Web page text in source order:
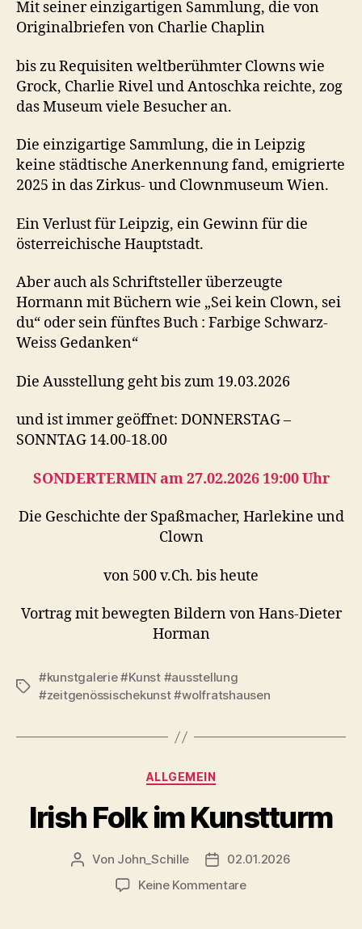
Mit seiner einzigartigen Sammlung, die von
Originalbriefen von Charlie Chaplin
bis zu Requisiten weltberühmter Clowns wie
Grock, Charlie Rivel und Antoschka reichte, zog
das Museum viele Besucher an.
Die einzigartige Sammlung, die in Leipzig
keine städtische Anerkennung fand, emigrierte
2025 in das Zirkus- und Clownmuseum Wien.
Ein Verlust für Leipzig, ein Gewinn für die
österreichische Hauptstadt.
Aber auch als Schriftsteller überzeugte
Hormann mit Büchern wie „Sei kein Clown, sei
du“ oder sein fünftes Buch : Farbige Schwarz-
Weiss Gedanken“
Die Ausstellung geht bis zum 19.03.2026
und ist immer geöffnet: DONNERSTAG –
SONNTAG 14.00-18.00
SONDERTERMIN am 27.02.2026 19:00 Uhr
Die Geschichte der Spaßmacher, Harlekine und
Clown
von 500 v.Ch. bis heute
Vortrag mit bewegten Bildern von Hans-Dieter
Horman
Schlagwörter
#kunstgalerie #Kunst #ausstellung
#zeitgenössischekunst #wolfratshausen
Kategorien
ALLGEMEIN
Irish Folk im Kunstturm
Beitragsautor
Von John_Schille Veröffentlichungsdatum
02.01.2026
Keine Kommentarezu